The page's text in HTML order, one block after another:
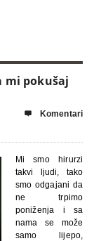
mi pokušaj
 Komentari
Mi smo hirurzi
takvi ljudi, tako
smo odgajani da
ne trpimo
poniženja i sa
nama se može
samo lijepo,